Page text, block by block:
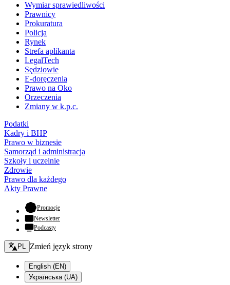
Wymiar sprawiedliwości
Prawnicy
Prokuratura
Policja
Rynek
Strefa aplikanta
LegalTech
Sędziowie
E-doręczenia
Prawo na Oko
Orzeczenia
Zmiany w k.p.c.
Podatki
Kadry i BHP
Prawo w biznesie
Samorząd i administracja
Szkoły i uczelnie
Zdrowie
Prawo dla każdego
Akty Prawne
Promocje- otwiera się w nowej karcie
Newsletter
Podcasty
Zmień język - bieżący:
PL Zmień język strony
English (EN)
Українська (UA)